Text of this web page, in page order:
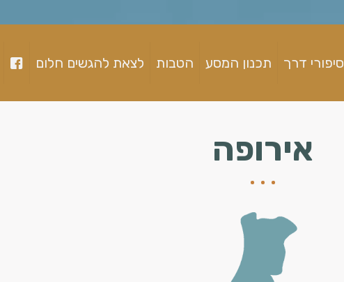
סיפורי דרך תכנון המסע הטבות לצאת להגשים חלום
אירופה